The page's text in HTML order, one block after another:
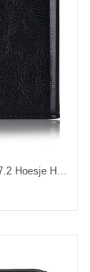
Nokia 7.2 Hoesje Folio Bescherming Anti-fall, Nokia 7.2 Hoesje Hoes Leren Etui